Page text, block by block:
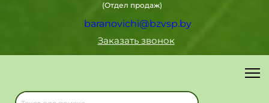
(Отдел продаж)
baranovichi@bzvsp.by
Заказать звонок